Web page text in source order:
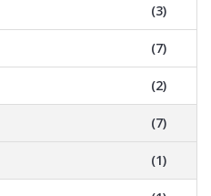
(3)
(7)
(2)
(7)
(1)